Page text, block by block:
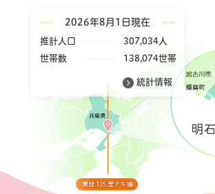
2026年8月1日現在
推計人口
307,034人
世帯数
138,074世帯
統計情報